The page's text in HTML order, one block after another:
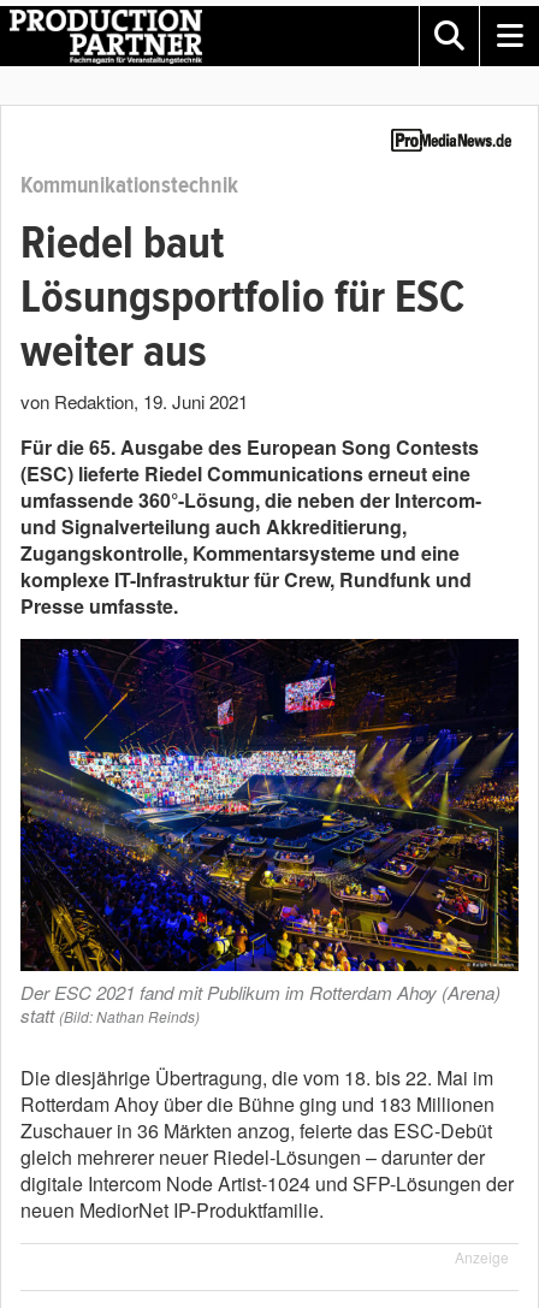
Kommunikationstechnik
Riedel baut
Lösungsportfolio für ESC
weiter aus
von Redaktion, 19. Juni 2021
Für die 65. Ausgabe des European Song Contests
(ESC) lieferte Riedel Communications erneut eine
umfassende 360°-Lösung, die neben der Intercom-
und Signalverteilung auch Akkreditierung,
Zugangskontrolle, Kommentarsysteme und eine
komplexe IT-Infrastruktur für Crew, Rundfunk und
Presse umfasste.
Der ESC 2021 fand mit Publikum im Rotterdam Ahoy (Arena)
statt (Bild: Nathan Reinds)
Die diesjährige Übertragung, die vom 18. bis 22. Mai im
Rotterdam Ahoy über die Bühne ging und 183 Millionen
Zuschauer in 36 Märkten anzog, feierte das ESC-Debüt
gleich mehrerer neuer Riedel-Lösungen – darunter der
digitale Intercom Node Artist-1024 und SFP-Lösungen der
neuen MediorNet IP-Produktfamilie.
Anzeige